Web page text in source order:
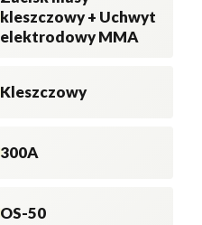
kleszczowy + Uchwyt
elektrodowy MMA
Kleszczowy
300A
OS-50